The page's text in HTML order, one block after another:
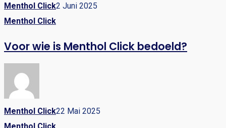
Menthol Click2 Juni 2025
Menthol Click
Voor wie is Menthol Click bedoeld?
Menthol Click22 Mai 2025